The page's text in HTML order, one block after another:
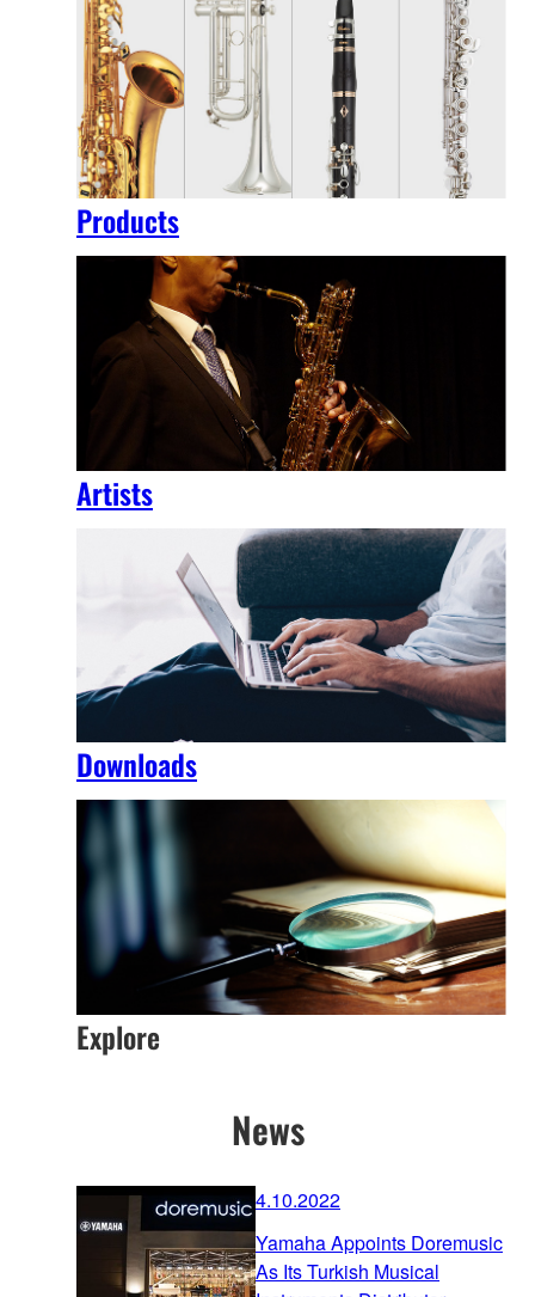
Products
Artists
Downloads
Explore
News
4.10.2022
Yamaha Appoints Doremusic
As Its Turkish Musical